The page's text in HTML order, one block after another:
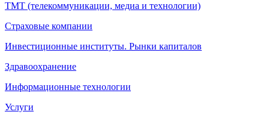
ТМТ (телекоммуникации, медиа и технологии)
Страховые компании
Инвестиционные институты. Рынки капиталов
Здравоохранение
Информационные технологии
Услуги